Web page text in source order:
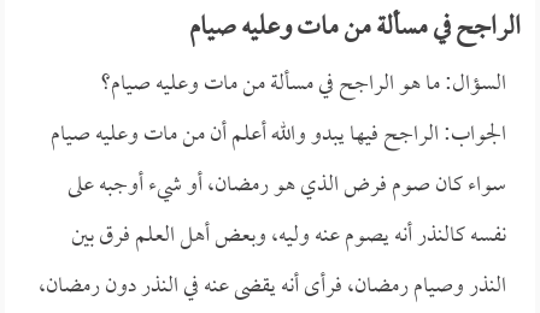
الراجح في مسألة من مات وعليه صيام
السؤال: ما هو الراجح في مسألة من مات وعليه صيام؟
الجواب: الراجح فيها يبدو والله أعلم أن من مات وعليه صيام
سواء كان صوم فرض الذي هو رمضان، أو شيء أوجبه على
نفسه كالنذر أنه يصوم عنه وليه، وبعض أهل العلم فرق بين
النذر وصيام رمضان، فرأى أنه يقضى عنه في النذر دون رمضان،